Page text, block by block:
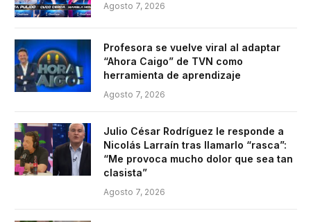
Agosto 7, 2026
Profesora se vuelve viral al adaptar
“Ahora Caigo” de TVN como
herramienta de aprendizaje
Agosto 7, 2026
Julio César Rodríguez le responde a
Nicolás Larraín tras llamarlo “rasca”:
“Me provoca mucho dolor que sea tan
clasista”
Agosto 7, 2026